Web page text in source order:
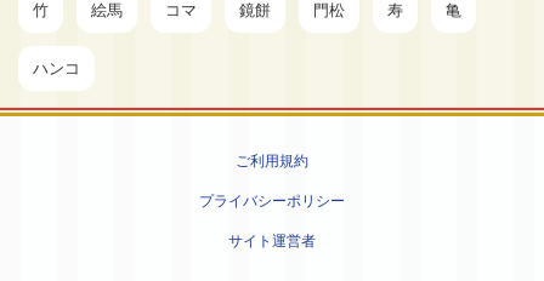
竹 絵馬 コマ 鏡餅 門松 寿 亀
ハンコ
ご利用規約
プライバシーポリシー
サイト運営者